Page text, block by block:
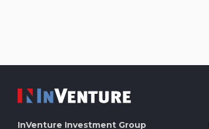
InVenture Investment Group